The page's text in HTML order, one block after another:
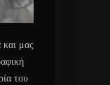
μας
του